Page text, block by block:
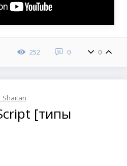
252 0 0
Shaitan
[типы